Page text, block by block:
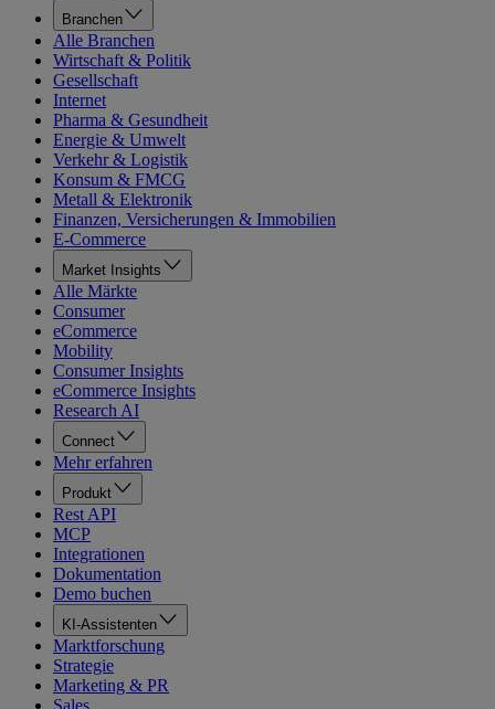
Branchen
Alle Branchen
Wirtschaft & Politik
Gesellschaft
Internet
Pharma & Gesundheit
Energie & Umwelt
Verkehr & Logistik
Konsum & FMCG
Metall & Elektronik
Finanzen, Versicherungen & Immobilien
E-Commerce
Market Insights
Alle Märkte
Consumer
eCommerce
Mobility
Consumer Insights
eCommerce Insights
Research AI
Connect
Mehr erfahren
Produkt
Rest API
MCP
Integrationen
Dokumentation
Demo buchen
KI-Assistenten
Marktforschung
Strategie
Marketing & PR
Sales